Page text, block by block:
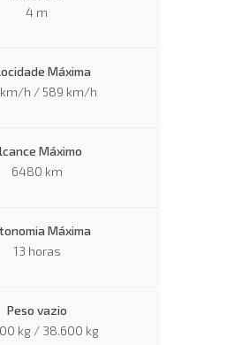
4 m
Máxima
h / 589 km/h
Máximo
6480 km
Máxima
13 horas
Peso vazio
kg / 38.600 kg